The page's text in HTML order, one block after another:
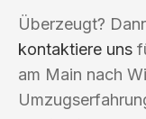
Überzeugt?
kontaktiere uns
am Main nach